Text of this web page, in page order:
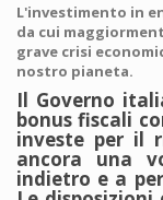
L'investimento in
da cui
grave crisi
nostro pianeta.
Il Governo
bonus fiscali
investe per il
ancora una
indietro e a